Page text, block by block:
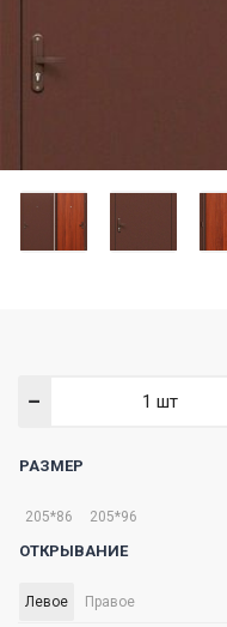
−
РАЗМЕР
205*86 205*96
ОТКРЫВАНИЕ
Левое Правое